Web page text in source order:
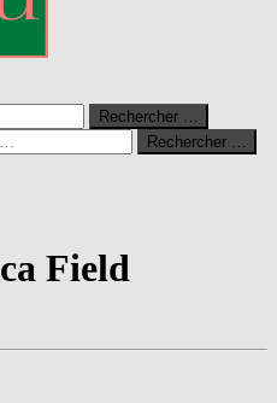
Rechercher …
Rechercher …
Field